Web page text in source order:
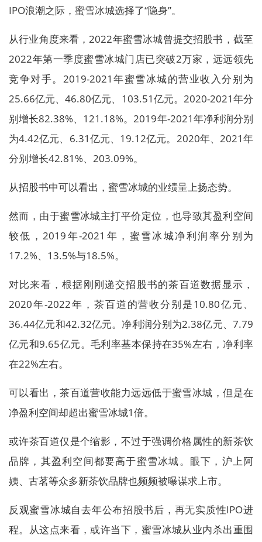
IPO浪潮之际，蜜雪冰城选择了“隐身”。
从行业角度来看，2022年蜜雪冰城曾提交招股书，截至
2022年第一季度蜜雪冰城门店已突破2万家，远远领先
竞争对手。2019-2021年蜜雪冰城的营业收入分别为
25.66亿元、46.80亿元、103.51亿元。2020-2021年分
别增长82.38%、121.18%。2019年-2021年净利润分别
为4.42亿元、6.31亿元、19.12亿元。2020年、2021年
分别增长42.81%、203.09%。
从招股书中可以看出，蜜雪冰城的业绩呈上扬态势。
然而，由于蜜雪冰城主打平价定位，也导致其盈利空间
较低，2019年-2021年，蜜雪冰城净利润率分别为
17.2%、13.5%与18.5%。
对比来看，根据刚刚递交招股书的茶百道数据显示，
2020年-2022年，茶百道的营收分别是10.80亿元、
36.44亿元和42.32亿元。净利润分别为2.38亿元、7.79
亿元和9.65亿元。毛利率基本保持在35%左右，净利率
在22%左右。
可以看出，茶百道营收能力远远低于蜜雪冰城，但是在
净盈利空间却超出蜜雪冰城1倍。
或许茶百道仅是个缩影，不过于强调价格属性的新茶饮
品牌，其盈利空间都要高于蜜雪冰城。眼下，沪上阿
姨、古茗等众多新茶饮品牌也频频被曝谋求上市。
反观蜜雪冰城自去年公布招股书后，再无实质性IPO进
程。从这点来看，或许当下，蜜雪冰城从业内杀出重围